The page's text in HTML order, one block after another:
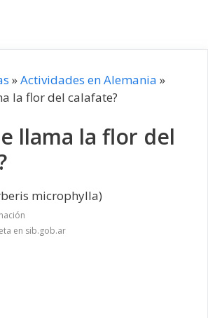
»Actividades en Alemania »
la flor del calafate?
llama la flor del
microphylla)
en sib.gob.ar